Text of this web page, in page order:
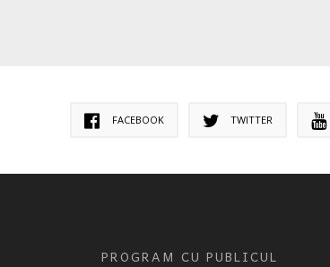
FACEBOOK TWITTER
PROGRAM CU PUBLICUL